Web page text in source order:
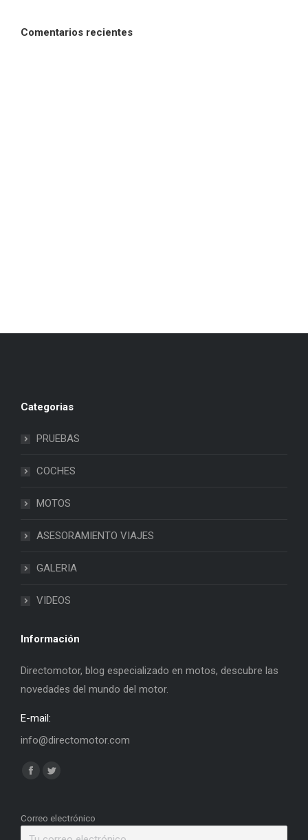
Comentarios recientes
Categorias
PRUEBAS
COCHES
MOTOS
ASESORAMIENTO VIAJES
GALERIA
VIDEOS
Información
Directomotor, blog especializado en motos, descubre las
novedades del mundo del motor.
E-mail:
info@directomotor.com
Find us on:
Facebook
opens
Twitter
opens
Correo electrónico